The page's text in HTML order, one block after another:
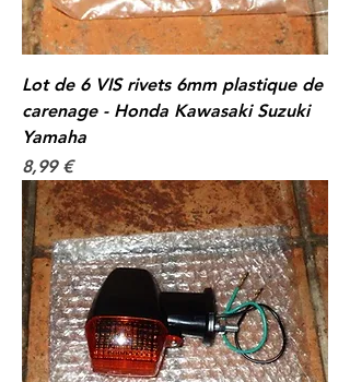
Lot de 6 VIS rivets 6mm plastique de
carenage - Honda Kawasaki Suzuki
Yamaha
Prix
8,99 €